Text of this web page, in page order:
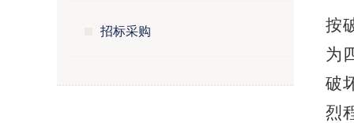
招标采购
按
为
破
烈